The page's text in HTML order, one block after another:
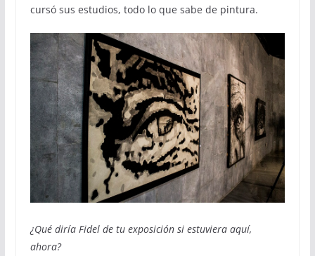
cursó sus estudios, todo lo que sabe de pintura.
¿Qué diría Fidel de tu exposición si estuviera aquí,
ahora?